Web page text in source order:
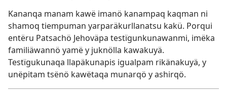
Kananqa manam kawë imanö kanampaq kaqman ni
shamoq tiempuman yarparäkurllanatsu kakü. Porqui
entëru Patsachö Jehoväpa testïgunkunawanmi, imëka
familiäwannö yamë y juknölla kawakuyä.
Testïgukunaqa llapäkunapis igualpam rikänakuyä, y
unëpitam tsënö kawëtaqa munarqö y ashirqö.